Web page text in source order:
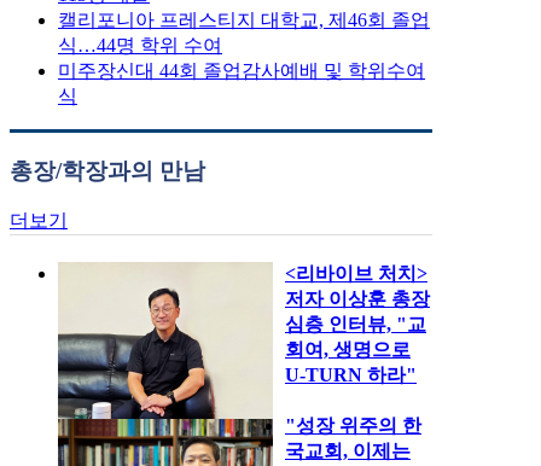
캘리포니아 프레스티지 대학교, 제46회 졸업
식…44명 학위 수여
미주장신대 44회 졸업감사예배 및 학위수여
식
총장/학장과의 만남
더보기
<리바이브 처치>
저자 이상훈 총장
심층 인터뷰, "교
회여, 생명으로
U-TURN 하라"
"성장 위주의 한
국교회, 이제는